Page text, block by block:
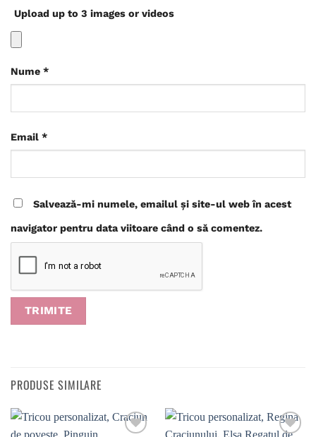
Upload up to 3 images or videos
Nume *
Email *
Salvează-mi numele, emailul și site-ul web în acest
navigator pentru data viitoare când o să comentez.
PRODUSE SIMILARE